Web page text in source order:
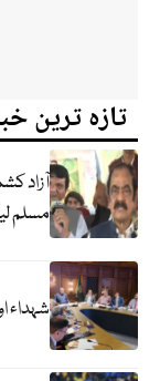
تازہ ترین
آزاد
مسلم
شہداء